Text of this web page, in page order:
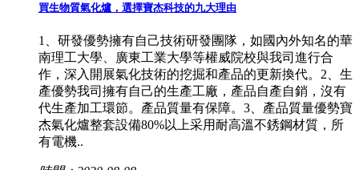
買生物質氣化爐，選擇寶杰科技的九大理由
1、研發優勢擁有自己技術研發團隊，如國內外知名的華
南理工大學、廣東工業大學等權威院校與我司進行合
作，深入開展氣化技術的挖掘和產品的更新換代。2、生
產優勢我司擁有自己的生產工廠，產品自產自銷，沒有
代生產加工環節。產品質量有保障。3、產品質量優勢寶
杰氣化爐整套設備80%以上采用耐高溫不銹鋼材質，所
有電機..